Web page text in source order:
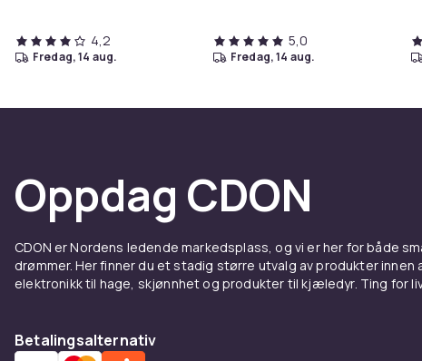
4,2
fredag, 14 aug.
5,0
fredag, 14 aug.
Oppdag CDON
CDON er Nordens ledende markedsplass, og vi er her for både
drømmer. Her finner du et stadig større utvalg av produkter innen
elektronikk til hage, skjønnhet og produkter til kjæledyr. Ting for
Betalingsalternativ